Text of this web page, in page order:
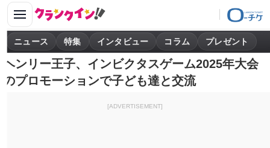
ニュース 特集 インタビュー コラム プレゼント
ヘンリー王子、インビクタスゲーム2025年大会
のプロモーションで子ども達と交流
[ADVERTISEMENT]